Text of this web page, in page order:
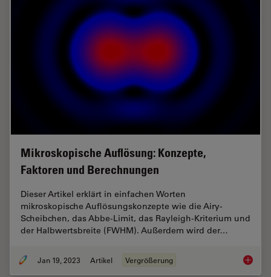
Mikroskopische Auflösung: Konzepte,
Faktoren und Berechnungen
Dieser Artikel erklärt in einfachen Worten
mikroskopische Auflösungskonzepte wie die Airy-
Scheibchen, das Abbe-Limit, das Rayleigh-Kriterium und
der Halbwertsbreite (FWHM). Außerdem wird der…
Jan 19, 2023 Artikel Vergrößerung